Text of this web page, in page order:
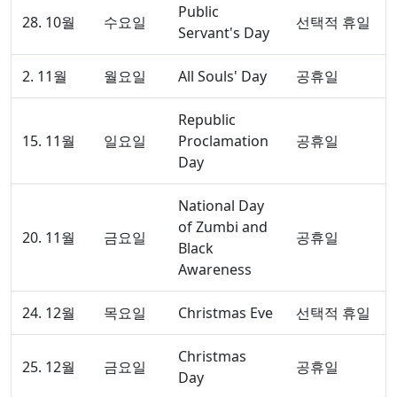
28. 10월 수요일
Public
Servant's Day
선택적 휴일
2. 11월 월요일 All Souls' Day 공휴일
15. 11월 일요일
Republic
Proclamation
Day
공휴일
20. 11월 금요일
National Day
of Zumbi and
Black
Awareness
공휴일
24. 12월 목요일 Christmas Eve 선택적 휴일
25. 12월 금요일
Christmas
Day
공휴일